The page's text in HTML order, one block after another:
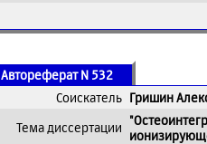
Автореферат N 532
Соискатель Гришин
Тема диссертации